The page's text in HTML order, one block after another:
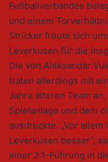
Fußballverbandes
und einem
Stricker freute sich
Leverkusen für die
Die von Aleksandar
traten allerdings mit
Jahre älteren Team
Spielanlage und dem
ausdrückte. „Vor
Leverkusen besser“,
einer 2:1-Führung in